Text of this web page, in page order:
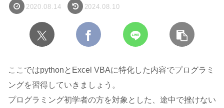
2020.08.14 2024.08.10
ここではpythonとExcel VBAに特化した内容でプログラミ
ングを習得していきましょう。
プログラミング初学者の方を対象とした、途中で挫けない